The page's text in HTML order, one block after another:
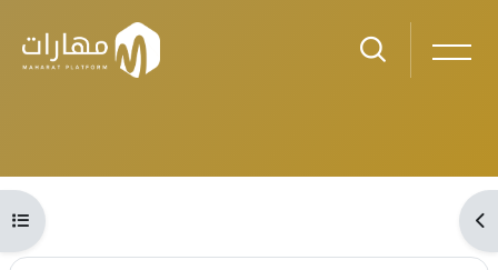
Skip to main content
Blocks
Open course index